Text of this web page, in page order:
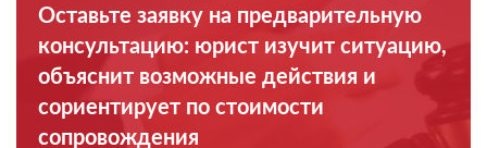
Оставьте заявку на предварительную
консультацию: юрист изучит ситуацию,
объяснит возможные действия и
сориентирует по стоимости
сопровождения